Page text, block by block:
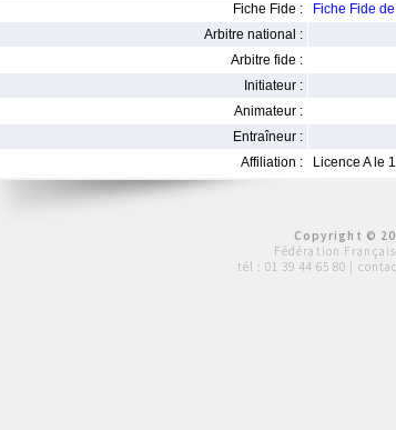
Fiche Fide :
Fiche Fide
Arbitre national :
Arbitre fide :
Initiateur :
Animateur :
Entraîneur :
Affiliation :
Licence A le
Copyright ©
Fédération
tél : 01 39 44 65 80 |